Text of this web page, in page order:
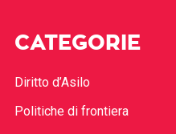
CATEGORIE
Diritto d’Asilo
Politiche di frontiera